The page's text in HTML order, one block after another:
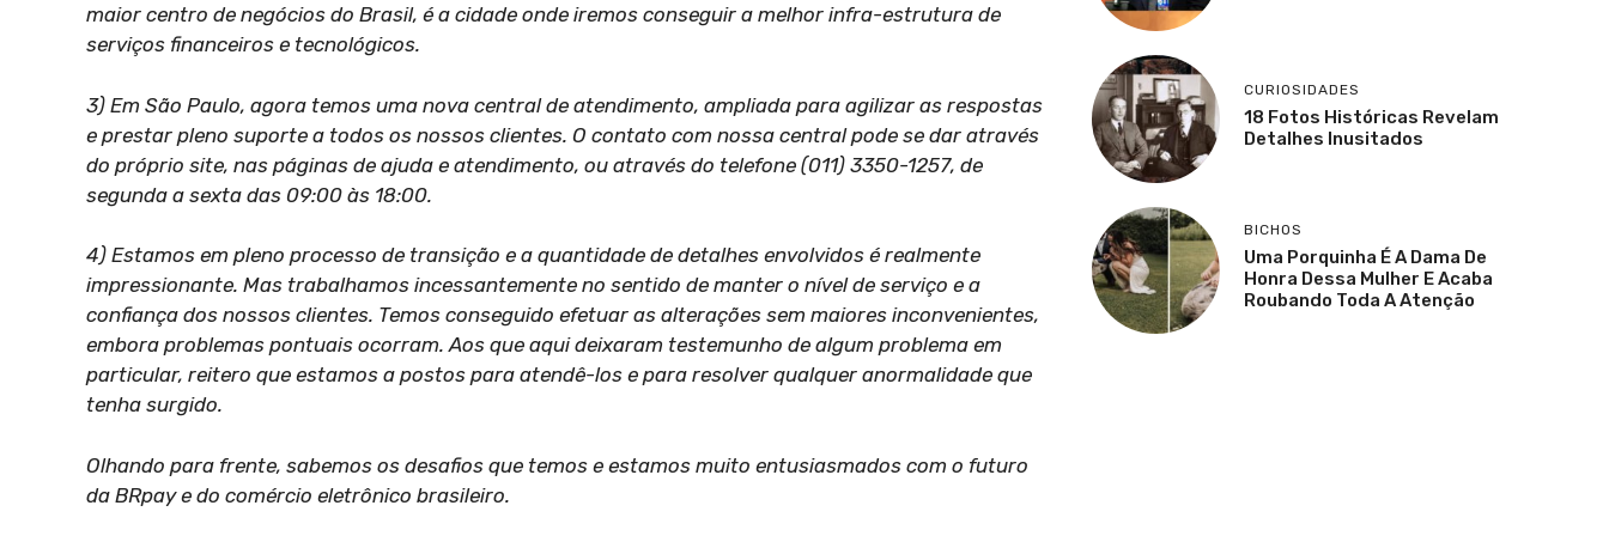
maior centro de negócios do Brasil, é a cidade onde iremos conseguir a melhor infra-estrutura de
serviços financeiros e tecnológicos.
3) Em São Paulo, agora temos uma nova central de atendimento, ampliada para agilizar as respostas
e prestar pleno suporte a todos os nossos clientes. O contato com nossa central pode se dar através
do próprio site, nas páginas de ajuda e atendimento, ou através do telefone (011) 3350-1257, de
segunda a sexta das 09:00 às 18:00.
4) Estamos em pleno processo de transição e a quantidade de detalhes envolvidos é realmente
impressionante. Mas trabalhamos incessantemente no sentido de manter o nível de serviço e a
confiança dos nossos clientes. Temos conseguido efetuar as alterações sem maiores inconvenientes,
embora problemas pontuais ocorram. Aos que aqui deixaram testemunho de algum problema em
particular, reitero que estamos a postos para atendê-los e para resolver qualquer anormalidade que
tenha surgido.
Olhando para frente, sabemos os desafios que temos e estamos muito entusiasmados com o futuro
da BRpay e do comércio eletrônico brasileiro.
CURIOSIDADES
18 Fotos Históricas Revelam
Detalhes Inusitados
BICHOS
Uma Porquinha É A Dama De
Honra Dessa Mulher E Acaba
Roubando Toda A Atenção